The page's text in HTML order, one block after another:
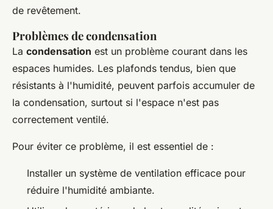
de revêtement.
Problèmes de condensation
La condensation est un problème courant dans les
espaces humides. Les plafonds tendus, bien que
résistants à l'humidité, peuvent parfois accumuler de
la condensation, surtout si l'espace n'est pas
correctement ventilé.
Pour éviter ce problème, il est essentiel de :
Installer un système de ventilation efficace pour
réduire l'humidité ambiante.